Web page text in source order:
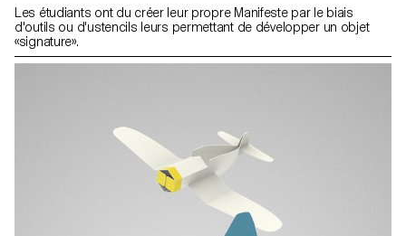
Les étudiants ont du créer leur propre Manifeste par le biais
d'outils ou d'ustencils leurs permettant de développer un objet
«signature».